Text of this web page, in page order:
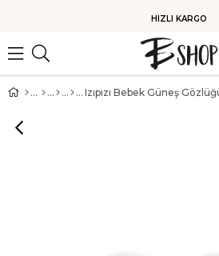
HIZLI KARGO
Izıpızı Bebek Güneş